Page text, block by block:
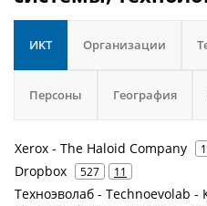
ИКТ Организации
Персоны География
Xerox - The Haloid Company
Dropbox 527 11
Техноэволаб - Technoevolab -